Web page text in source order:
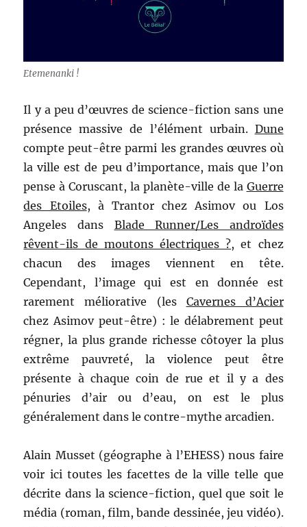
Etemenanki !
Il y a peu d’œuvres de science-fiction sans une
présence massive de l’élément urbain. Dune
compte peut-être parmi les grandes œuvres où
la ville est de peu d’importance, mais que l’on
pense à Coruscant, la planète-ville de la Guerre
des Etoiles, à Trantor chez Asimov ou Los
Angeles dans Blade Runner/Les androïdes
rêvent-ils de moutons électriques ?, et chez
chacun des images viennent en tête.
Cependant, l’image qui est en donnée est
rarement méliorative (les Cavernes d’Acier
chez Asimov peut-être) : le délabrement peut
régner, la plus grande richesse côtoyer la plus
extrême pauvreté, la violence peut être
présente à chaque coin de rue et il y a des
pénuries d’air ou d’eau, on est le plus
généralement dans le contre-mythe arcadien.
Alain Musset (géographe à l’EHESS) nous faire
voir ici toutes les facettes de la ville telle que
décrite dans la science-fiction, quel que soit le
média (roman, film, bande dessinée, jeu vidéo).